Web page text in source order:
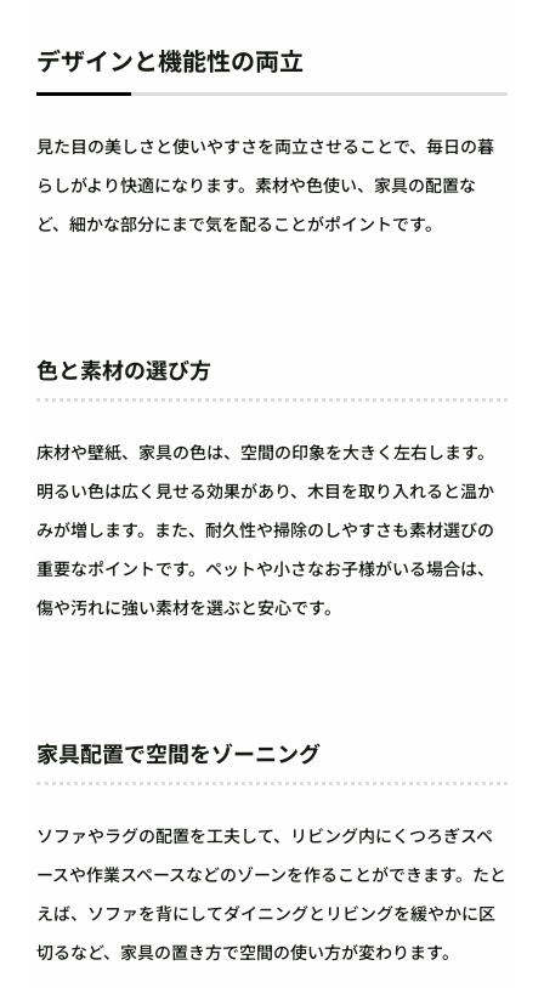
デザインと機能性の両立
見た目の美しさと使いやすさを両立させることで、毎日の暮
らしがより快適になります。素材や色使い、家具の配置な
ど、細かな部分にまで気を配ることがポイントです。
色と素材の選び方
床材や壁紙、家具の色は、空間の印象を大きく左右します。
明るい色は広く見せる効果があり、木目を取り入れると温か
みが増します。また、耐久性や掃除のしやすさも素材選びの
重要なポイントです。ペットや小さなお子様がいる場合は、
傷や汚れに強い素材を選ぶと安心です。
家具配置で空間をゾーニング
ソファやラグの配置を工夫して、リビング内にくつろぎスペ
ースや作業スペースなどのゾーンを作ることができます。たと
えば、ソファを背にしてダイニングとリビングを緩やかに区
切るなど、家具の置き方で空間の使い方が変わります。